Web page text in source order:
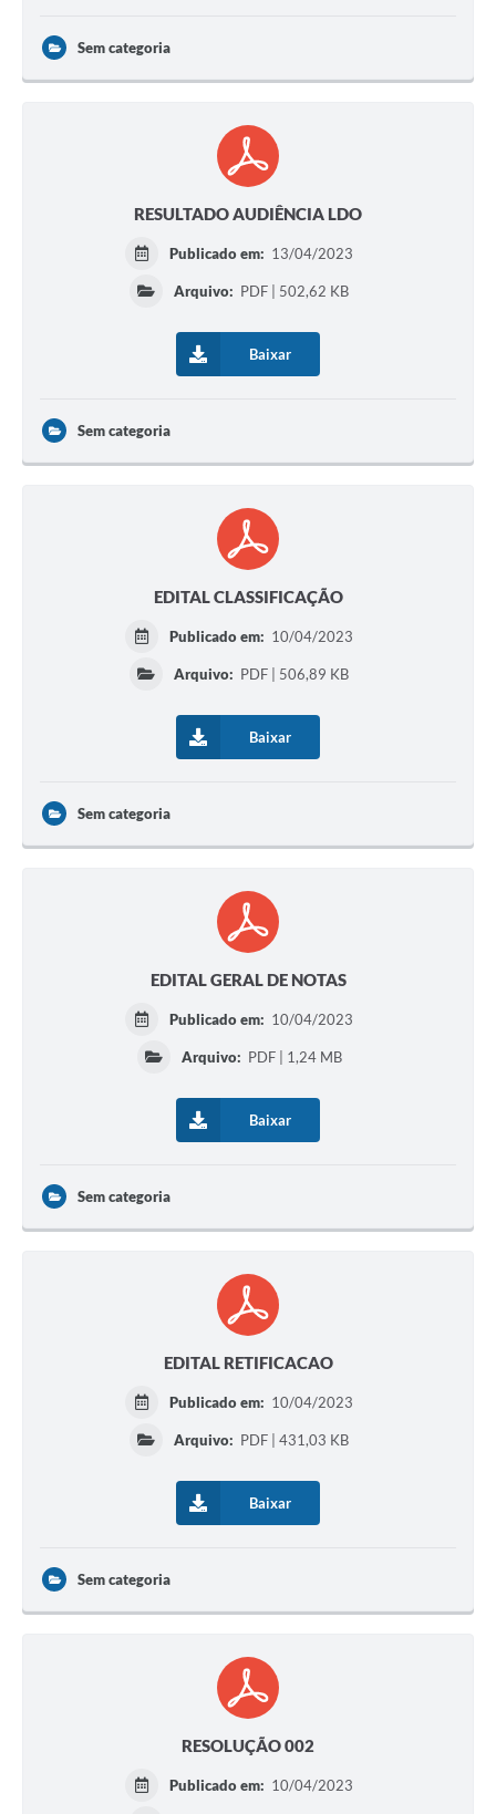
Sem categoria
RESULTADO AUDIÊNCIA LDO
Publicado em: 13/04/2023
Arquivo: PDF | 502,62 KB
Baixar
Sem categoria
EDITAL CLASSIFICAÇÃO
Publicado em: 10/04/2023
Arquivo: PDF | 506,89 KB
Baixar
Sem categoria
EDITAL GERAL DE NOTAS
Publicado em: 10/04/2023
Arquivo: PDF | 1,24 MB
Baixar
Sem categoria
EDITAL RETIFICACAO
Publicado em: 10/04/2023
Arquivo: PDF | 431,03 KB
Baixar
Sem categoria
RESOLUÇÃO 002
Publicado em: 10/04/2023